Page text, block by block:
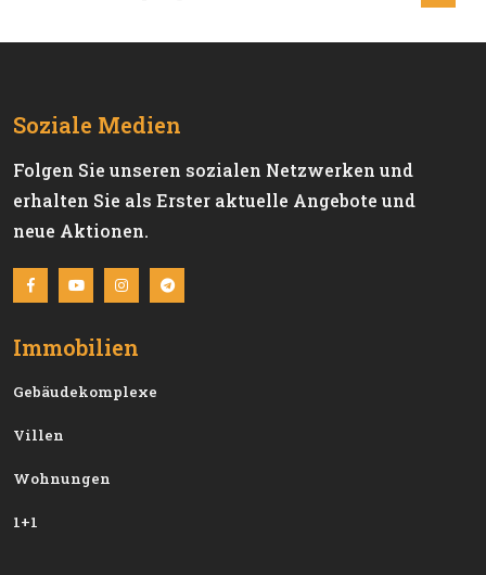
Soziale Medien
Folgen Sie unseren sozialen Netzwerken und
erhalten Sie als Erster aktuelle Angebote und
neue Aktionen.
Immobilien
Gebäudekomplexe
Villen
Wohnungen
1+1